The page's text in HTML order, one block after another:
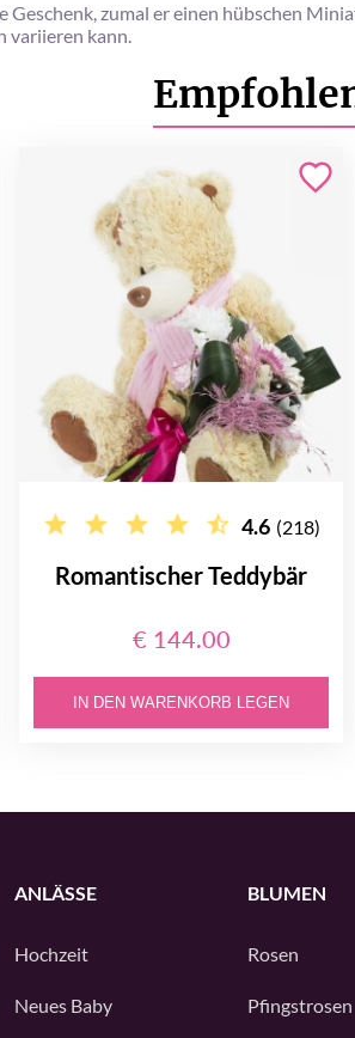
Geschenk, zumal er einen hübschen
variieren kann.
4.6 (218)
Romantischer Teddybär
€ 144.00
IN DEN WARENKORB LEGEN
ANLÄSSE
Hochzeit
Neues Baby
BLUMEN
Rosen
Pfingstrosen